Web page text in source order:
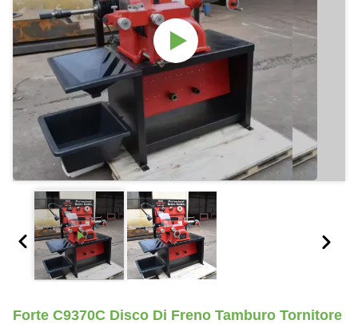
Forte C9370C Disco Di Freno Tamburo Tornitore